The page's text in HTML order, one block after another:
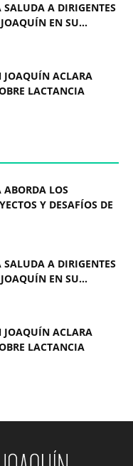
A DIRIGENTES
EN SU...
JOAQUÍN ACLARA
LACTANCIA
ABORDA LOS
Y DESAFÍOS DE
A DIRIGENTES
EN SU...
JOAQUÍN ACLARA
LACTANCIA